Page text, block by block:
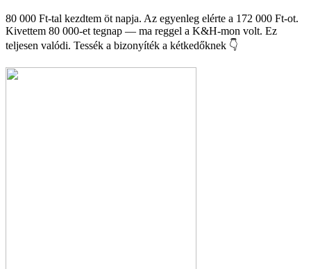
80 000 Ft-tal kezdtem öt napja. Az egyenleg elérte a 172 000 Ft-ot.
Kivettem 80 000-et tegnap — ma reggel a K&H-mon volt. Ez
teljesen valódi. Tessék a bizonyíték a kétkedőknek 👇